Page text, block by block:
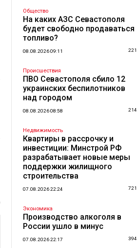
Общество
На каких АЗС Севастополя
будет свободно продаваться
топливо?
08.08.2026 09:11 221
Происшествия
ПВО Севастополя сбило 12
украинских беспилотников
над городом
08.08.2026 08:58 214
Недвижимость
Квартиры в рассрочку и
инвестиции: Минстрой РФ
разрабатывает новые меры
поддержки жилищного
строительства
07.08.2026 22:24 721
Экономика
Производство алкоголя в
России ушло в минус
07.08.2026 22:17 394